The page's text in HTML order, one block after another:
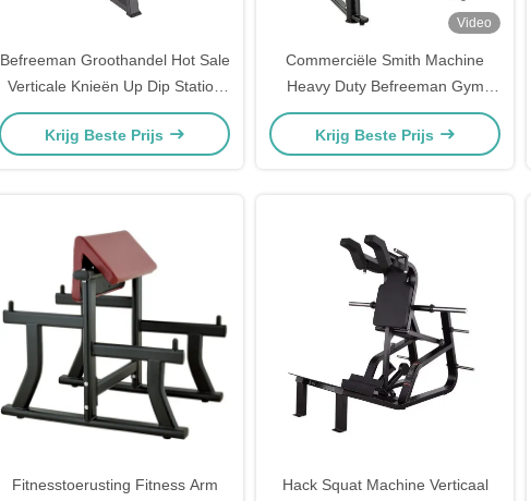
Befreeman Groothandel Hot Sale
Verticale Knieën Up Dip Station
Hoogwaardige fitnessapparatuur
Krachttraining Power Tower Voor
Krijg Beste Prijs
Video
Commerciële Smith Machine
Heavy Duty Befreeman Gym
Apparatuur Krachttraining Power
Rack Squat Bankdrukken
Krijg Beste Prijs
Fitnesstoerusting Fitness Arm
Hack Squat Machine Verticaal